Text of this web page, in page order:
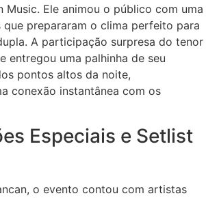
Music. Ele animou o público com uma
que prepararam o clima perfeito para
A participação surpresa do tenor
entregou uma palhinha de seu
pontos altos da noite,
conexão instantânea com os
Especiais e Setlist
o evento contou com artistas